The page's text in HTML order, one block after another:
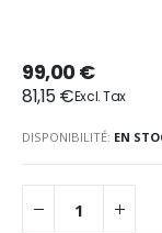
99,00 €
81,15 €
DISPONIBILITÉ: EN